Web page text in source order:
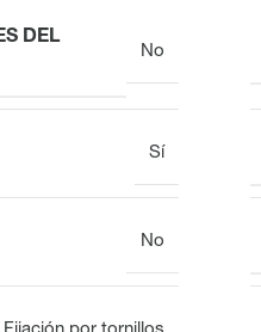
DEL
No
Sí
No